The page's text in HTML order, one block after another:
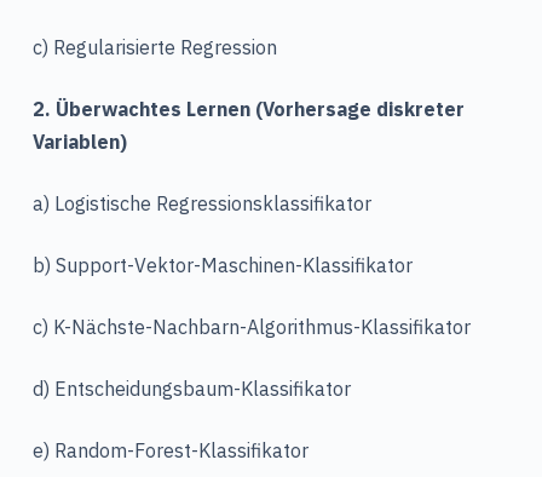
c) Regularisierte Regression
2. Überwachtes Lernen (Vorhersage diskreter
Variablen)
a) Logistische Regressionsklassifikator
b) Support-Vektor-Maschinen-Klassifikator
c) K-Nächste-Nachbarn-Algorithmus-Klassifikator
d) Entscheidungsbaum-Klassifikator
e) Random-Forest-Klassifikator